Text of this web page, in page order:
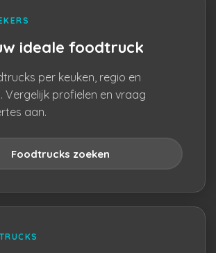
ideale foodtruck
per keuken, regio en
Vergelijk profielen en vraag
aan.
Foodtrucks zoeken